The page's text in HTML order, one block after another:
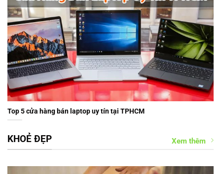
Top 5 cửa hàng bán laptop uy tín tại TPHCM
KHOẺ ĐẸP Xem thêm